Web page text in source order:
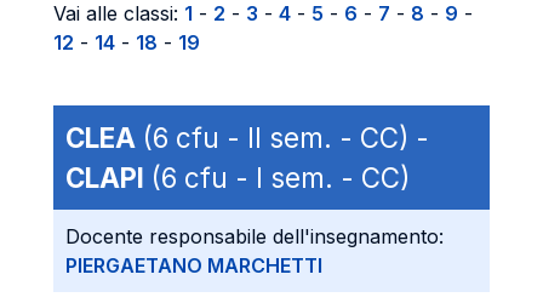
Vai alle classi: 1 - 2 - 3 - 4 - 5 - 6 - 7 - 8 - 9 -
12 - 14 - 18 - 19
CLEA (6 cfu - II sem. - CC) -
CLAPI (6 cfu - I sem. - CC)
Docente responsabile dell'insegnamento:
PIERGAETANO MARCHETTI